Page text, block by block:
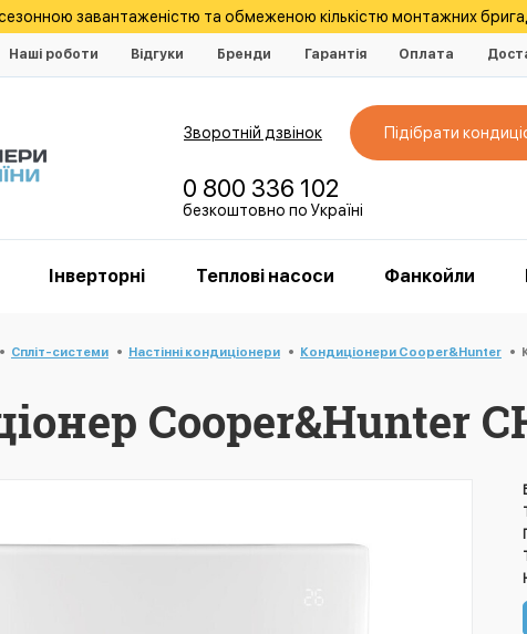
сезонною завантаженістю та обмеженою кількістю монтажних
Наші роботи Відгуки Бренди Гарантія Оплата
Зворотній дзвінок Підібрати
0 800 336 102
безкоштовно по Україні
Інверторні Теплові насоси Фанкойли
Спліт-системи Настінні кондиціонери Кондиціонери Cooper&Hunter
Cooper&Hunter